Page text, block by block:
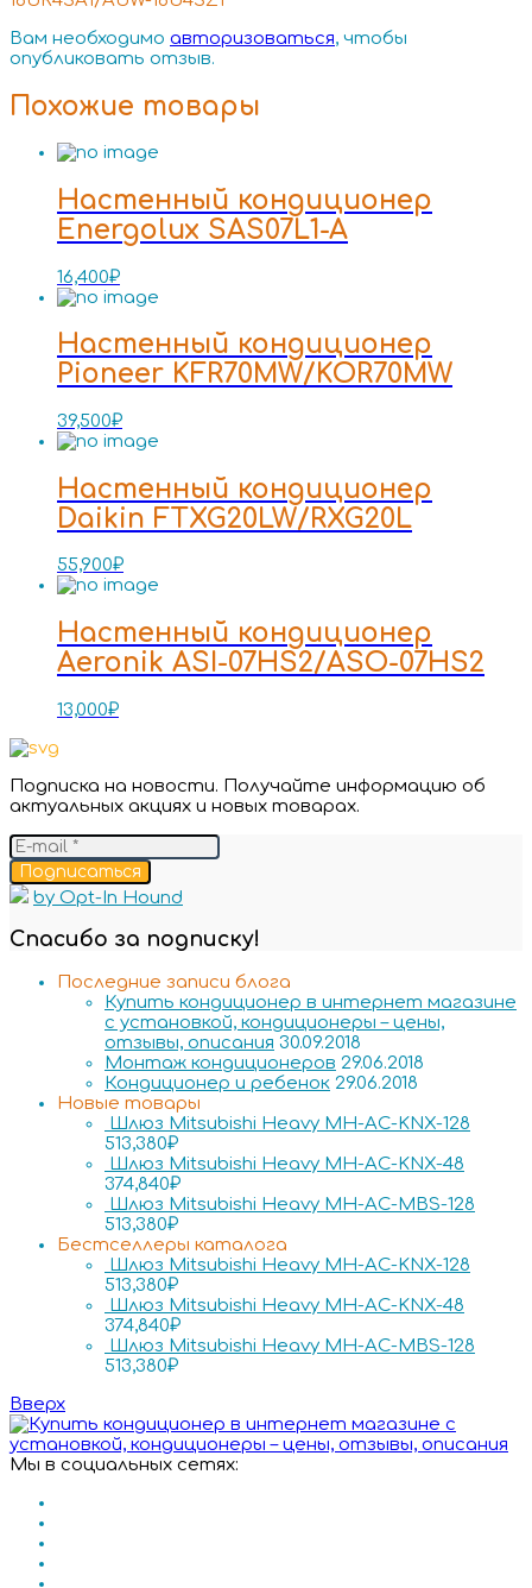
Вам необходимо авторизоваться, чтобы
опубликовать отзыв.
Похожие товары
Настенный кондиционер
Energolux SAS07L1-A
16,400₽
Настенный кондиционер
Pioneer KFR70MW/KOR70MW
39,500₽
Настенный кондиционер
Daikin FTXG20LW/RXG20L
55,900₽
Настенный кондиционер
Aeronik ASI-07HS2/ASO-07HS2
13,000₽
Подписка на новости. Получайте информацию об
актуальных акциях и новых товарах.
Подписаться
by Opt-In Hound
Спасибо за подписку!
Последние записи блога
Купить кондиционер в интернет магазине
с установкой, кондиционеры – цены,
отзывы, описания 30.09.2018
Монтаж кондиционеров 29.06.2018
Кондиционер и ребенок 29.06.2018
Новые товары
Шлюз Mitsubishi Heavy MH-AC-KNX-128
513,380₽
Шлюз Mitsubishi Heavy MH-AC-KNX-48
374,840₽
Шлюз Mitsubishi Heavy MH-AC-MBS-128
513,380₽
Бестселлеры каталога
Шлюз Mitsubishi Heavy MH-AC-KNX-128
513,380₽
Шлюз Mitsubishi Heavy MH-AC-KNX-48
374,840₽
Шлюз Mitsubishi Heavy MH-AC-MBS-128
513,380₽
Вверх
Мы в социальных сетях: